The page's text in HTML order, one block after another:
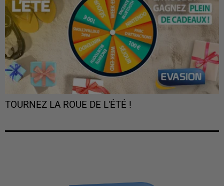
TOURNEZ LA ROUE DE L'ÉTÉ !